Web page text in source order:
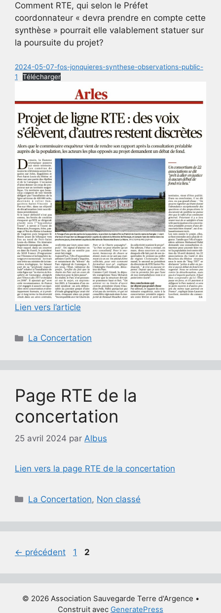
Comment RTE, qui selon le Préfet
coordonnateur « devra prendre en compte cette
synthèse » pourrait elle valablement statuer sur
la poursuite du projet?
2024-05-07-fos-jonquieres-synthese-observations-public-
1
Télécharger
Lien vers l’article
Catégories
La Concertation
Page RTE de la
concertation
25 avril 2024 par Albus
Lien vers la page RTE de la concertation
Catégories
La Concertation, Non classé
← précédent Page
1 Page
2
© 2026 Association Sauvegarde Terre d'Argence •
Construit avec GeneratePress